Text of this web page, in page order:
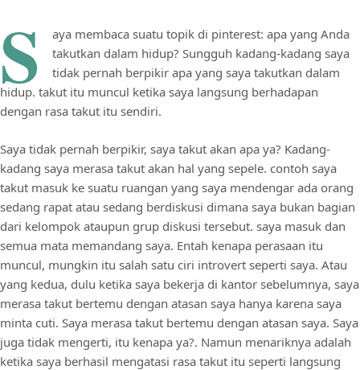
S
aya membaca suatu topik di pinterest: apa yang Anda
takutkan dalam hidup? Sungguh kadang-kadang saya
tidak pernah berpikir apa yang saya takutkan dalam
hidup. takut itu muncul ketika saya langsung berhadapan
dengan rasa takut itu sendiri.
Saya tidak pernah berpikir, saya takut akan apa ya? Kadang-
kadang saya merasa takut akan hal yang sepele. contoh saya
takut masuk ke suatu ruangan yang saya mendengar ada orang
sedang rapat atau sedang berdiskusi dimana saya bukan bagian
dari kelompok ataupun grup diskusi tersebut. saya masuk dan
semua mata memandang saya. Entah kenapa perasaan itu
muncul, mungkin itu salah satu ciri introvert seperti saya. Atau
yang kedua, dulu ketika saya bekerja di kantor sebelumnya, saya
merasa takut bertemu dengan atasan saya hanya karena saya
minta cuti. Saya merasa takut bertemu dengan atasan saya. Saya
juga tidak mengerti, itu kenapa ya?. Namun menariknya adalah
ketika saya berhasil mengatasi rasa takut itu seperti langsung